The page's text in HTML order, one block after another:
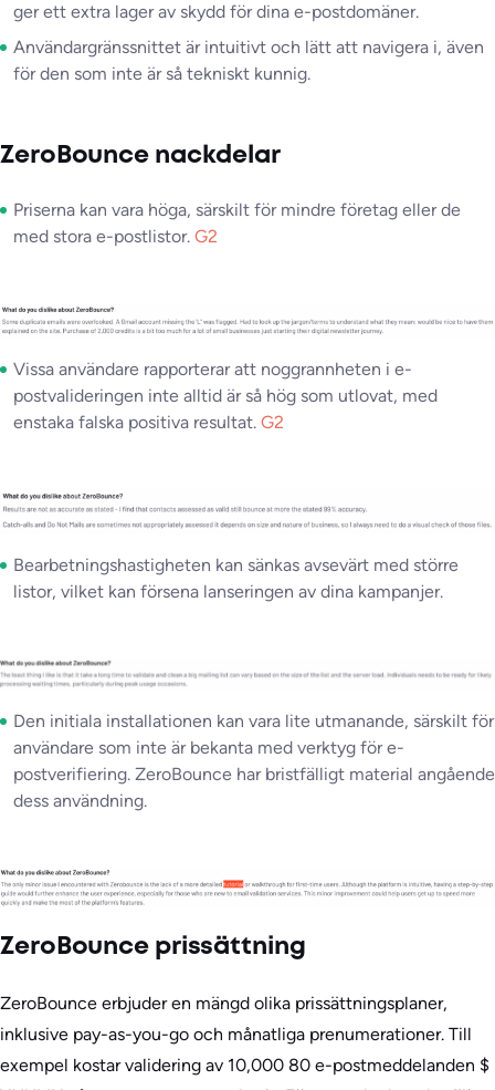
ger ett extra lager av skydd för dina e-postdomäner.
Användargränssnittet är intuitivt och lätt att navigera i, även
för den som inte är så tekniskt kunnig.
ZeroBounce nackdelar
Priserna kan vara höga, särskilt för mindre företag eller de
med stora e-postlistor. G2
Vissa användare rapporterar att noggrannheten i e-
postvalideringen inte alltid är så hög som utlovat, med
enstaka falska positiva resultat. G2
Bearbetningshastigheten kan sänkas avsevärt med större
listor, vilket kan försena lanseringen av dina kampanjer.
Den initiala installationen kan vara lite utmanande, särskilt för
användare som inte är bekanta med verktyg för e-
postverifiering. ZeroBounce har bristfälligt material angående
dess användning.
ZeroBounce prissättning
ZeroBounce erbjuder en mängd olika prissättningsplaner,
inklusive pay-as-you-go och månatliga prenumerationer. Till
exempel kostar validering av 10,000 80 e-postmeddelanden $